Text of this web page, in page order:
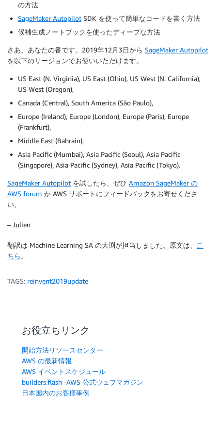
の方法
SageMaker Autopilot SDK を使って簡単なコードを書く方法
候補生成ノートブックを使ったディープな方法
さあ、あなたの番です。2019年12月3日から SageMaker Autopilot
を以下のリージョンでお使いいただけます。
US East (N. Virginia), US East (Ohio), US West (N. California),
US West (Oregon),
Canada (Central), South America (São Paulo),
Europe (Ireland), Europe (London), Europe (Paris), Europe
(Frankfurt),
Middle East (Bahrain),
Asia Pacific (Mumbai), Asia Pacific (Seoul), Asia Pacific
(Singapore), Asia Pacific (Sydney), Asia Pacific (Tokyo).
SageMaker Autopilot を試したら、ぜひ Amazon SageMaker の
AWS forum か AWS サポートにフィードバックをお寄せくださ
い。
– Julien
翻訳は Machine Learning SA の大渕が担当しました。原文は、 こ
ちら。
TAGS: reinvent2019update
お役立ちリンク
開始方法リソースセンター
AWS の最新情報
AWS イベントスケジュール
builders.flash -AWS 公式ウェブマガジン
日本国内のお客様事例